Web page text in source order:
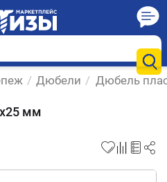
/ Дюбели / Дюбель
мм